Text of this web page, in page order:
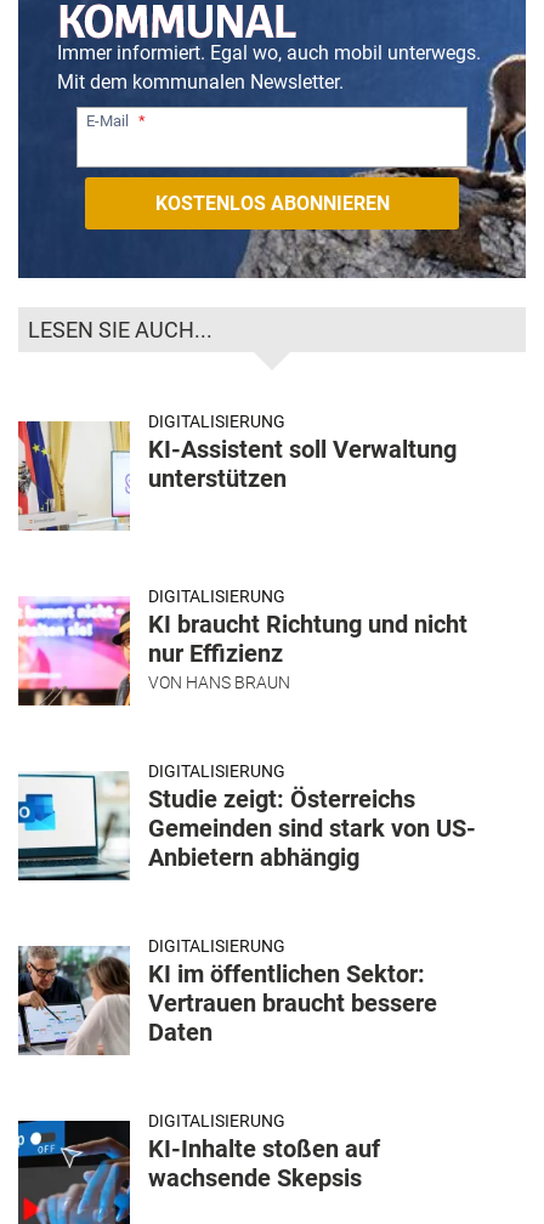
Immer informiert. Egal wo, auch mobil unterwegs.
Mit dem kommunalen Newsletter.
E-Mail
LESEN SIE AUCH...
DIGITALISIERUNG
KI-Assistent soll Verwaltung
unterstützen
DIGITALISIERUNG
KI braucht Richtung und nicht
nur Effizienz
VON HANS BRAUN
DIGITALISIERUNG
Studie zeigt: Österreichs
Gemeinden sind stark von US-
Anbietern abhängig
DIGITALISIERUNG
KI im öffentlichen Sektor:
Vertrauen braucht bessere
Daten
DIGITALISIERUNG
KI-Inhalte stoßen auf
wachsende Skepsis